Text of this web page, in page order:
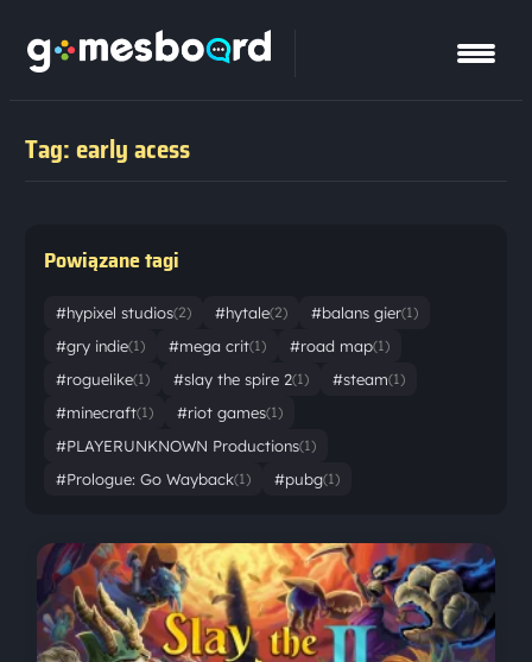
Tag: early acess
Powiązane tagi
#hypixel studios(2) #hytale(2) #balans gier(1)
#gry indie(1) #mega crit(1) #road map(1)
#roguelike(1) #slay the spire 2(1) #steam(1)
#minecraft(1) #riot games(1)
#PLAYERUNKNOWN Productions(1)
#Prologue: Go Wayback(1) #pubg(1)